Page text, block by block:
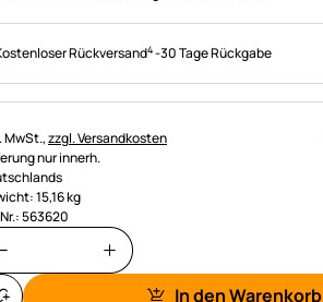
Rückversand4-30 Tage Rückgabe
MwSt.,zzgl. Versandkosten
nur innerh.
15,16 kg
563620
In den Warenkorb